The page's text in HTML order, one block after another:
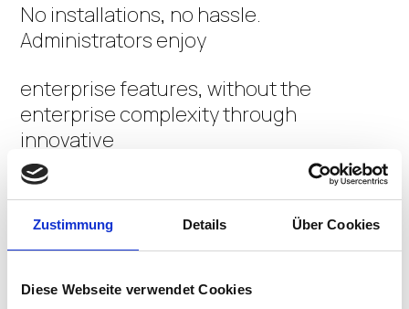
Zustimmung Details Über Cookies
Diese Webseite verwendet Cookies
No installations, no hassle.
Administrators enjoy
enterprise features, without the
enterprise complexity through
innovative
design, full-stack development, and
powerful automation via Frame API.
cloud provider.